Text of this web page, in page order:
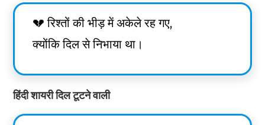
💔 रिश्तों की भीड़ में अकेले रह गए,
क्योंकि दिल से निभाया था।
हिंदी शायरी दिल टूटने वाली